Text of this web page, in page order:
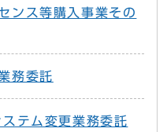
ンス等購入事業その
務委託
テム変更業務委託